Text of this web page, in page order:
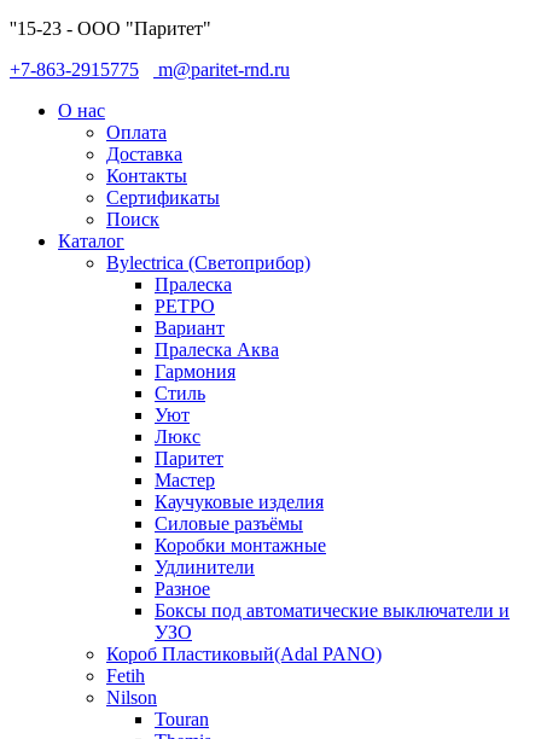
''15-23 - ООО "Паритет"
+7-863-2915775
m@paritet-rnd.ru
О нас
Оплата
Доставка
Контакты
Сертификаты
Поиск
Каталог
Bylectrica (Светоприбор)
Пралеска
РЕТРО
Вариант
Пралеска Аква
Гармония
Стиль
Уют
Люкс
Паритет
Мастер
Каучуковые изделия
Силовые разъёмы
Коробки монтажные
Удлинители
Разное
Боксы под автоматические выключатели и
УЗО
Короб Пластиковый(Adal PANO)
Fetih
Nilson
Touran